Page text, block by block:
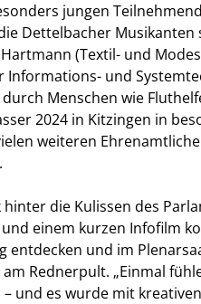
jungen
Dettelbacher Musikanten
(Textil- und
und
Menschen wie
2024 in Kitzingen in
weiteren
die Kulissen des
einem kurzen Infofilm
entdecken und im
Rednerpult. „Einmal
und es wurde mit